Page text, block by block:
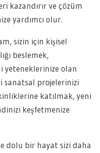
kazandırır ve çözüm
yardımcı olur.
sizin için kişisel
beslemek,
yeteneklerinize olan
sanatsal projelerinizi
katılmak, yeni
keşfetmenize
dolu bir hayat sizi daha